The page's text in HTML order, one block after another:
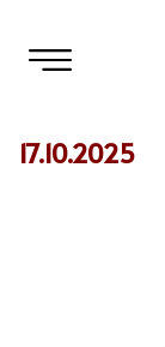
17.10.2025